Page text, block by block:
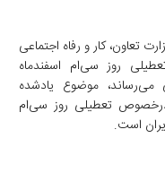
تعاون، کار و رفاه اجتماعی
روز سی‌ام اسفند‌ماه
می‌رساند، موضوع یادشده
تعطیلی روز سی‌ام
است.